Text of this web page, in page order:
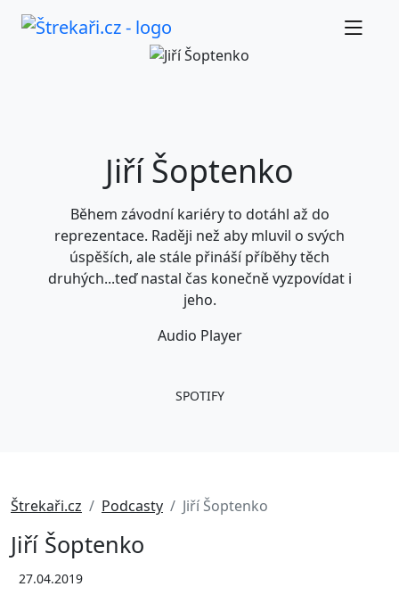
Jiří Šoptenko
Během závodní kariéry to dotáhl až do
reprezentace. Raději než aby mluvil o svých
úspěších, ale stále přináší příběhy těch
druhých...teď nastal čas konečně vyzpovídat i
jeho.
Audio Player
SPOTIFY
Štrekaři.cz Podcasty Jiří Šoptenko
Jiří Šoptenko
27.04.2019